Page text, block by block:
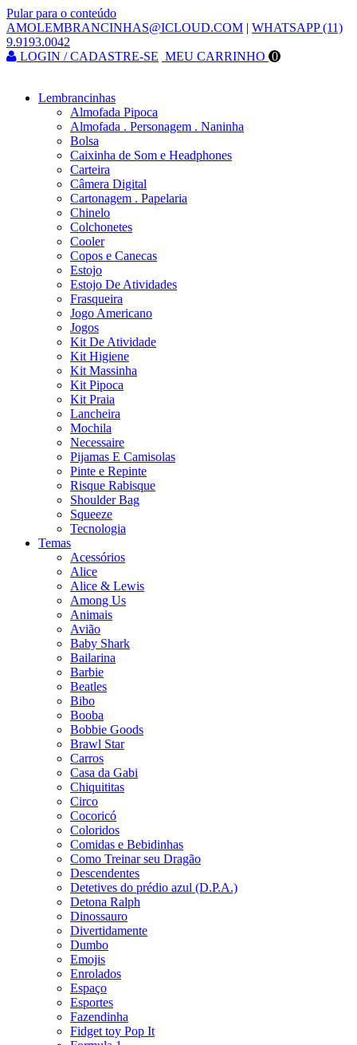
Pular para o conteúdo
AMOLEMBRANCINHAS@ICLOUD.COM | WHATSAPP (11)
9.9193.0042
LOGIN / CADASTRE-SE MEU CARRINHO 0
Lembrancinhas
Almofada Pipoca
Almofada . Personagem . Naninha
Bolsa
Caixinha de Som e Headphones
Carteira
Câmera Digital
Cartonagem . Papelaria
Chinelo
Colchonetes
Cooler
Copos e Canecas
Estojo
Estojo De Atividades
Frasqueira
Jogo Americano
Jogos
Kit De Atividade
Kit Higiene
Kit Massinha
Kit Pipoca
Kit Praia
Lancheira
Mochila
Necessaire
Pijamas E Camisolas
Pinte e Repinte
Risque Rabisque
Shoulder Bag
Squeeze
Tecnologia
Temas
Acessórios
Alice
Alice & Lewis
Among Us
Animais
Avião
Baby Shark
Bailarina
Barbie
Beatles
Bibo
Booba
Bobbie Goods
Brawl Star
Carros
Casa da Gabi
Chiquititas
Circo
Cocoricó
Coloridos
Comidas e Bebidinhas
Como Treinar seu Dragão
Descendentes
Detetives do prédio azul (D.P.A.)
Detona Ralph
Dinossauro
Divertidamente
Dumbo
Emojis
Enrolados
Espaço
Esportes
Fazendinha
Fidget toy Pop It